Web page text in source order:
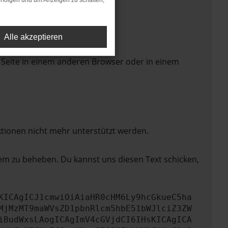
in einem anderen Browser oder in einem
nicht mehr unterstützt werden.
zu beheben. Du kannst uns diesen Text schicken,
Alle akzeptieren